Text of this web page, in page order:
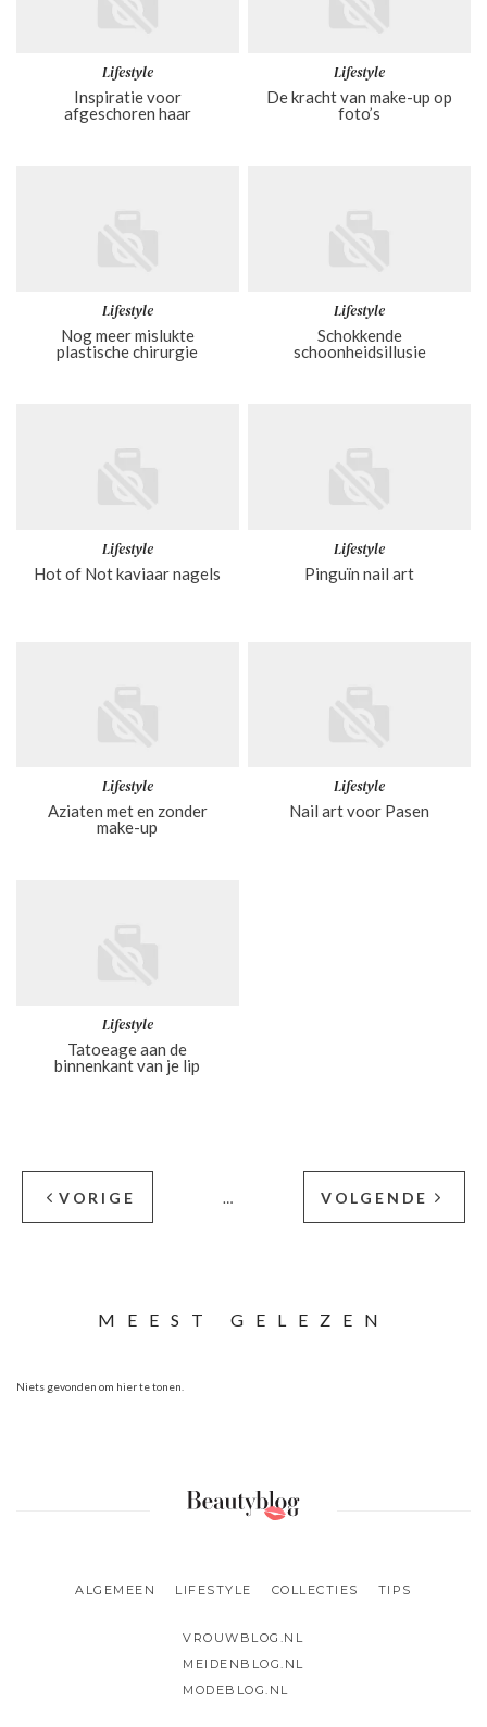
Lifestyle
Inspiratie voor
afgeschoren haar
Lifestyle
De kracht van make-up op
foto’s
Lifestyle
Nog meer mislukte
plastische chirurgie
Lifestyle
Schokkende
schoonheidsillusie
Lifestyle
Hot of Not kaviaar nagels
Lifestyle
Pinguïn nail art
Lifestyle
Aziaten met en zonder
make-up
Lifestyle
Nail art voor Pasen
Lifestyle
Tatoeage aan de
binnenkant van je lip
VORIGE … VOLGENDE
MEEST GELEZEN
Niets gevonden om hier te tonen.
ALGEMEEN LIFESTYLE COLLECTIES TIPS
VROUWBLOG.NL
MEIDENBLOG.NL
MODEBLOG.NL